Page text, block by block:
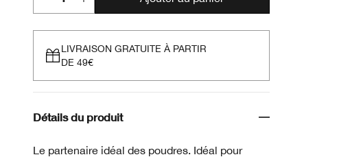
LIVRAISON GRATUITE À PARTIR
DE 49€
Détails du produit
Le partenaire idéal des poudres. Idéal pour